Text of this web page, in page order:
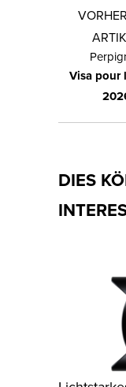
Visa pour
DIES